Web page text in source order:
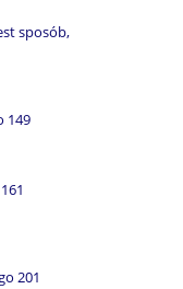
sposób,
149
201